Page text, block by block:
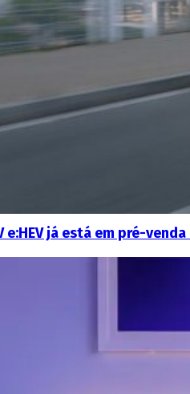
e:HEV já está em pré-